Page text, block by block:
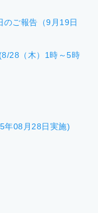
ご報告（9月19日
28（木）1時～5時
年08月28日実施)